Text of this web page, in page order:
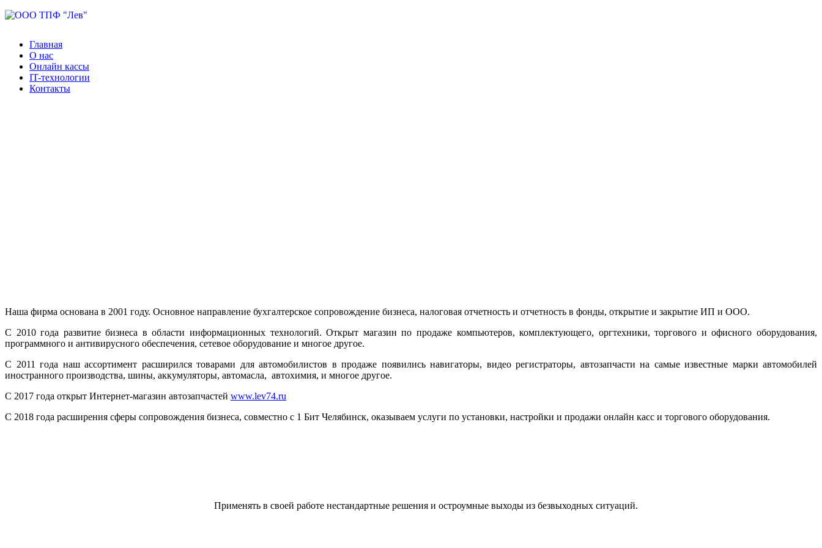
Перейти
к
Главная
О нас
Онлайн кассы
IT-технологии
Контакты
Наша фирма основана в 2001 году. Основное направление бухгалтерское сопровождение бизнеса, налоговая отчетность и отчетность в фонды, открытие и закрытие ИП и ООО.
С 2010 года развитие бизнеса в области информационных технологий. Открыт магазин по продаже компьютеров, комплектующего, оргтехники, торгового и офисного оборудования,
программного и антивирусного обеспечения, сетевое оборудование и многое другое.
С 2011 года наш ассортимент расширился товарами для автомобилистов в продаже появились навигаторы, видео регистраторы, автозапчасти на самые известные марки автомобилей
иностранного производства, шины, аккумуляторы, автомасла, автохимия, и многое другое.
C 2017 года открыт Интернет-магазин автозапчастей www.lev74.ru
С 2018 года расширения сферы сопровождения бизнеса, совместно с 1 Бит Челябинск, оказываем услуги по установки, настройки и продажи онлайн касс и торгового оборудования.
Применять в своей работе нестандартные решения и остроумные выходы из безвыходных ситуаций.